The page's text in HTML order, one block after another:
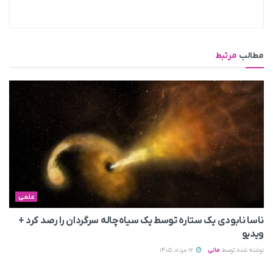
مطالب مرتبط
علمی
ناسا نابودی یک ستاره توسط یک سیاه‌چاله سرگردان را رصد کرد +
ویدیو
نوشته شده توسط مانی